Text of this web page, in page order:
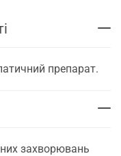
препарат.
захворювань